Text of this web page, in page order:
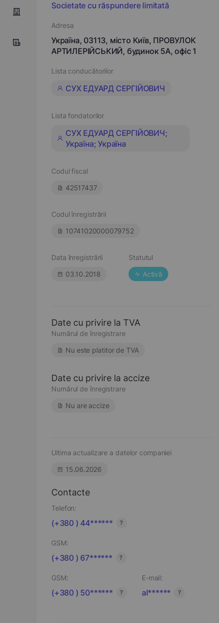
Societate cu răspundere limitată
Adresa
Україна, 03113, місто Київ, ПРОВУЛОК
АРТИЛЕРІЙСЬКИЙ, будинок 5А, офіс 1
Lista conducătorilor
СУХ ЕДУАРД СЕРГІЙОВИЧ
Lista fondatorilor
СУХ ЕДУАРД СЕРГІЙОВИЧ;
Україна; Україна
Codul fiscal
42517437
Codul înregistrării
10741020000079752
Data înregistrării
03.10.2018
Statutul
Activă
Date cu privire la TVA
Numărul de înregistrare
Nu este platitor de TVA
Date cu privire la accize
Numărul de înregistrare
Nu are accize
Ultima actualizare a datelor companiei
15.06.2026
Contacte
Telefon:
(+380 ) 44****** ?
GSM:
(+380 ) 67****** ?
GSM:
(+380 ) 50****** ?
E-mail:
al****** ?